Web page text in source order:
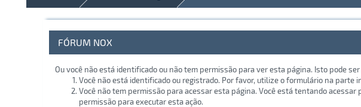
FÓRUM NOX
Ou você não está identificado ou não tem permissão para ver esta página. Isto pode
Você não está identificado ou registrado. Por favor, utilize o formulário na parte
Você não tem permissão para acessar esta página. Você está tentando
permissão para executar esta ação.